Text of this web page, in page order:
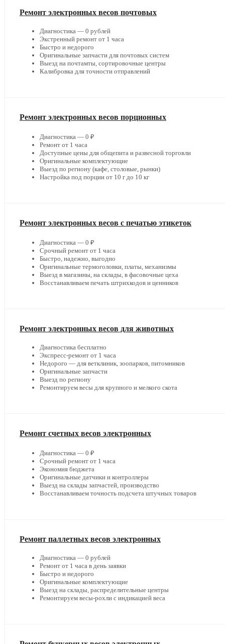
Ремонт электронных весов почтовых
Диагностика — 0 рублей
Экстренный ремонт от 1 часа
Быстро и недорого
Оригинальные запчасти для почтовых систем
Выезд на почтамты, сортировочные центры
Калибровка для точности отправлений
Ремонт электронных весов порционных
Диагностика — 0 ₽
Ремонт от 1 часа
Доступные цены для общепита и развесной торговли
Оригинальные комплектующие
Выезд по региону (кафе, столовые, рынки)
Настройка под порции от 10 г до 10 кг
Ремонт электронных весов с печатью этикеток
Диагностика — 0 ₽
Срочный ремонт от 1 часа
Быстро, надежно, выгодно
Оригинальные термоголовки, платы, механизмы
Выезд в магазины, на склады, в фасовочные цеха
Восстанавливаем печать штрихкодов и ценников
Ремонт электронных весов для животных
Диагностика бесплатно
Экспресс-ремонт от 1 часа
Недорого — для ветклиник, зоопарков, питомников
Оригинальные запчасти
Выезд по региону
Ремонтируем весы для крупного и мелкого скота
Ремонт счетных весов электронных
Диагностика — 0 ₽
Срочный ремонт от 1 часа
Экономия бюджета
Оригинальные датчики и контроллеры
Выезд на склады запчастей, производство
Восстанавливаем точность подсчета штучных товаров
Ремонт паллетных весов электронных
Диагностика — 0 рублей
Ремонт от 1 часа в день заявки
Быстро и недорого
Оригинальные комплектующие
Выезд на склады, распределительные центры
Ремонтируем весы-рохли с индикацией веса